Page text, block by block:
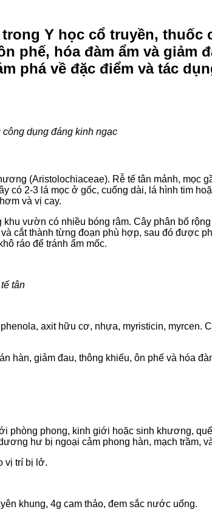
Y học cổ truyền, thuốc
hóa đàm ẩm và giảm
phá về đặc điểm và tác
dụng đáng kinh ngạc
(Aristolochiaceae). Rễ tế tân mảnh, mọc
2-3 lá mọc ở gốc, cuống dài, lá hình tim
và vị cay.
vườn có nhiều bóng râm. Cây phân bố
cắt thành từng đoạn phù hợp, sau đó được
ráo để tránh ẩm mốc.
tân
axit hữu cơ, nhựa, myristicin, myrcen.
hàn, giảm đau, thông khiếu, ôn phế và hóa
phòng phong, kinh giới hoặc sinh khương,
hư bị ngoại cảm phong hàn, mạch trầm,
vị trí bị lở.
khung, 4g cam thảo, đem sắc nước uống.